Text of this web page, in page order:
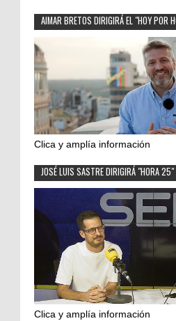
AIMAR BRETOS DIRIGIRÁ EL "HOY POR
Clica y amplía información
JOSÉ LUIS SASTRE DIRIGIRÁ "HORA
Clica y amplía información